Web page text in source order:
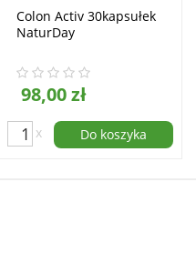
Colon Activ 30kapsułek
NaturDay
98,00 zł
x Do koszyka